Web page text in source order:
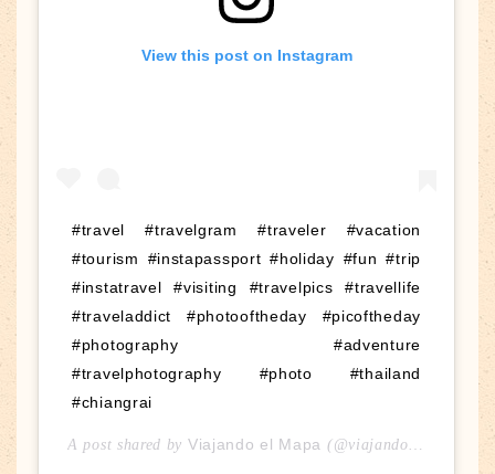
View this post on Instagram
#travel #travelgram #traveler #vacation
#tourism #instapassport #holiday #fun #trip
#instatravel #visiting #travelpics #travellife
#traveladdict #photooftheday #picoftheday
#photography #adventure
#travelphotography #photo #thailand
#chiangrai
A post shared by Viajando el Mapa (@viajandoelmapa) on